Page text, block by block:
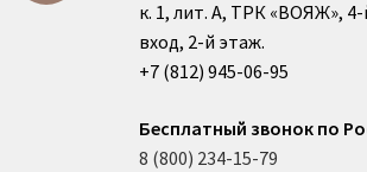
к. 1, лит. А, ТРК «ВОЯЖ», 4-
вход, 2-й этаж.
+7 (812) 945-06-95
Бесплатный звонок по
8 (800) 234-15-79